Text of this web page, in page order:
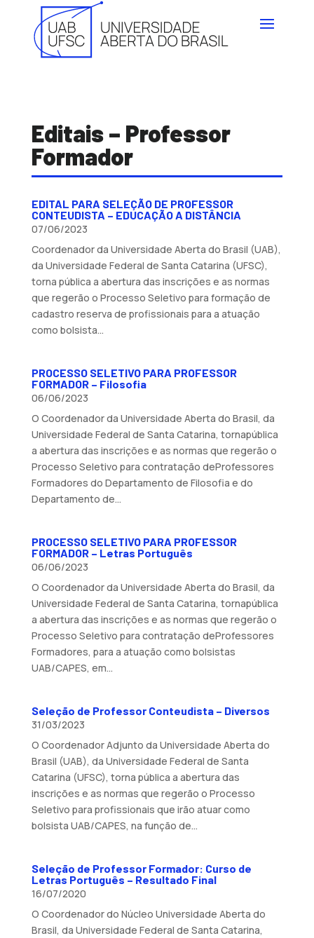
Editais – Professor
Formador
EDITAL PARA SELEÇÃO DE PROFESSOR
CONTEUDISTA – EDUCAÇÃO A DISTÂNCIA
07/06/2023
Coordenador da Universidade Aberta do Brasil (UAB),
da Universidade Federal de Santa Catarina (UFSC),
torna pública a abertura das inscrições e as normas
que regerão o Processo Seletivo para formação de
cadastro reserva de profissionais para a atuação
como bolsista...
PROCESSO SELETIVO PARA PROFESSOR
FORMADOR – Filosofia
06/06/2023
O Coordenador da Universidade Aberta do Brasil, da
Universidade Federal de Santa Catarina, tornapública
a abertura das inscrições e as normas que regerão o
Processo Seletivo para contratação deProfessores
Formadores do Departamento de Filosofia e do
Departamento de...
PROCESSO SELETIVO PARA PROFESSOR
FORMADOR – Letras Português
06/06/2023
O Coordenador da Universidade Aberta do Brasil, da
Universidade Federal de Santa Catarina, tornapública
a abertura das inscrições e as normas que regerão o
Processo Seletivo para contratação deProfessores
Formadores, para a atuação como bolsistas
UAB/CAPES, em...
Seleção de Professor Conteudista – Diversos
31/03/2023
O Coordenador Adjunto da Universidade Aberta do
Brasil (UAB), da Universidade Federal de Santa
Catarina (UFSC), torna pública a abertura das
inscrições e as normas que regerão o Processo
Seletivo para profissionais que irão atuar como
bolsista UAB/CAPES, na função de...
Seleção de Professor Formador: Curso de
Letras Português – Resultado Final
16/07/2020
O Coordenador do Núcleo Universidade Aberta do
Brasil, da Universidade Federal de Santa Catarina,